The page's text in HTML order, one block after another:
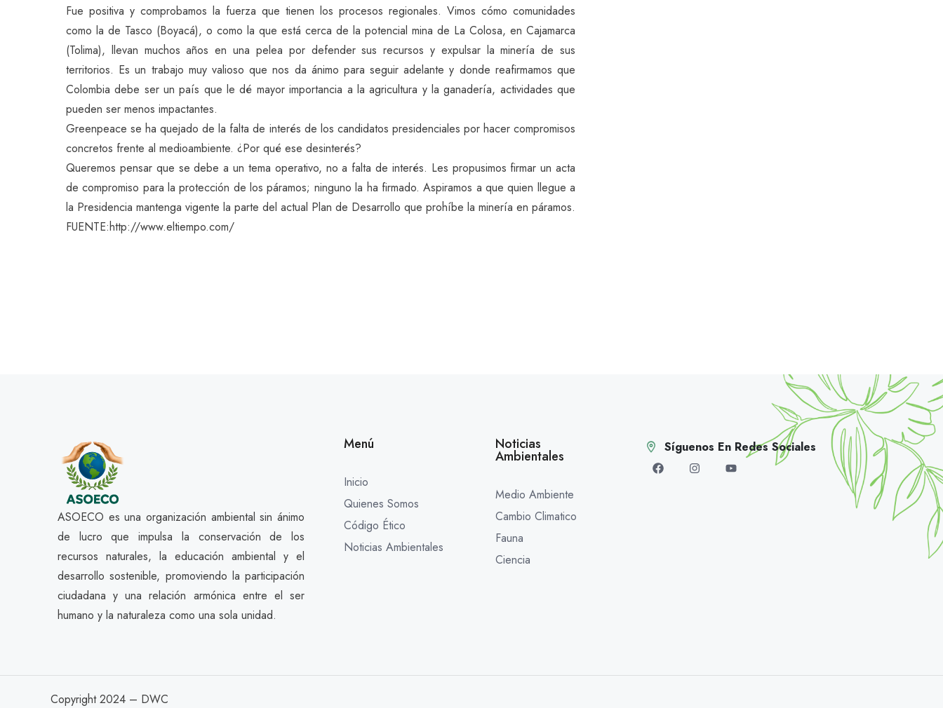
Fue positiva y comprobamos la fuerza que tienen los procesos regionales. Vimos cómo comunidades
como la de Tasco (Boyacá), o como la que está cerca de la potencial mina de La Colosa, en Cajamarca
(Tolima), llevan muchos años en una pelea por defender sus recursos y expulsar la minería de sus
territorios. Es un trabajo muy valioso que nos da ánimo para seguir adelante y donde reafirmamos que
Colombia debe ser un país que le dé mayor importancia a la agricultura y la ganadería, actividades que
pueden ser menos impactantes.
Greenpeace se ha quejado de la falta de interés de los candidatos presidenciales por hacer compromisos
concretos frente al medioambiente. ¿Por qué ese desinterés?
Queremos pensar que se debe a un tema operativo, no a falta de interés. Les propusimos firmar un acta
de compromiso para la protección de los páramos; ninguno la ha firmado. Aspiramos a que quien llegue a
la Presidencia mantenga vigente la parte del actual Plan de Desarrollo que prohíbe la minería en páramos.
FUENTE:http://www.eltiempo.com/
ASOECO es una organización ambiental sin ánimo
de lucro que impulsa la conservación de los
recursos naturales, la educación ambiental y el
desarrollo sostenible, promoviendo la participación
ciudadana y una relación armónica entre el ser
humano y la naturaleza como una sola unidad.
Menú
Inicio
Quienes Somos
Código Ético
Noticias Ambientales
Noticias
Ambientales
Medio Ambiente
Cambio Climatico
Fauna
Ciencia
Síguenos En Redes Sociales
Copyright 2024 – DWC